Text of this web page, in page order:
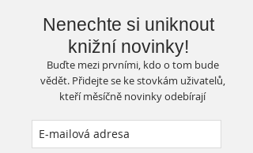
Nenechte si uniknout
knižní novinky!
Buďte mezi prvními, kdo o tom bude
vědět. Přidejte se ke stovkám uživatelů,
kteří měsíčně novinky odebírají